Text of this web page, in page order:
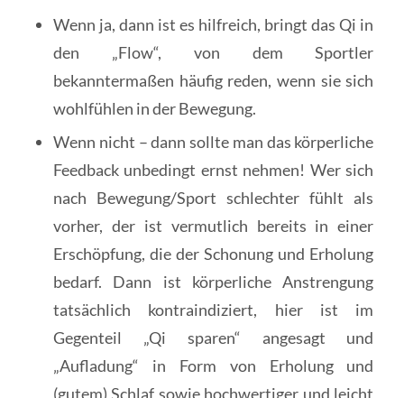
Wenn ja, dann ist es hilfreich, bringt das Qi in
den „Flow“, von dem Sportler
bekanntermaßen häufig reden, wenn sie sich
wohlfühlen in der Bewegung.
Wenn nicht – dann sollte man das körperliche
Feedback unbedingt ernst nehmen! Wer sich
nach Bewegung/Sport schlechter fühlt als
vorher, der ist vermutlich bereits in einer
Erschöpfung, die der Schonung und Erholung
bedarf. Dann ist körperliche Anstrengung
tatsächlich kontraindiziert, hier ist im
Gegenteil „Qi sparen“ angesagt und
„Aufladung“ in Form von Erholung und
(gutem) Schlaf sowie hochwertiger und leicht